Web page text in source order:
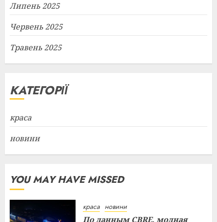
Липень 2025
Червень 2025
Травень 2025
КАТЕГОРІЇ
краса
новини
YOU MAY HAVE MISSED
краса новини
По данным CBRE, модная